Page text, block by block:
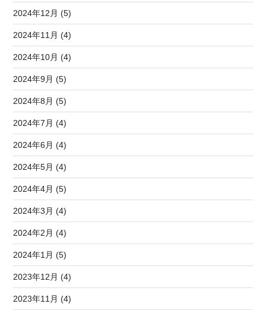
2024年12月 (5)
2024年11月 (4)
2024年10月 (4)
2024年9月 (5)
2024年8月 (5)
2024年7月 (4)
2024年6月 (4)
2024年5月 (4)
2024年4月 (5)
2024年3月 (4)
2024年2月 (4)
2024年1月 (5)
2023年12月 (4)
2023年11月 (4)